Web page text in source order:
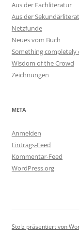
Aus der Fachliteratur
Aus der
Netzfunde
Neues vom Buch
Something
Wisdom of the Crowd
Zeichnungen
META
Anmelden
Eintrags-Feed
Kommentar-Feed
WordPress.org
Stolz präsentiert von